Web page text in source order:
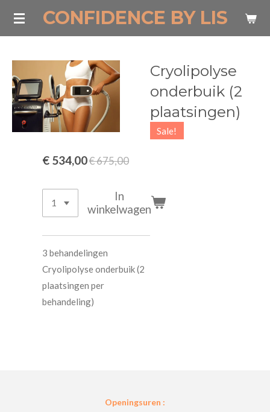
Ga
de
hoofdinhoud
CONFIDENCE BY LIS
Cryolipolyse
onderbuik (2
plaatsingen)
Sale!
€ 534,00€ 675,00
In
winkelwagen
3 behandelingen
Cryolipolyse onderbuik (2
plaatsingen per
behandeling)
Openingsuren :